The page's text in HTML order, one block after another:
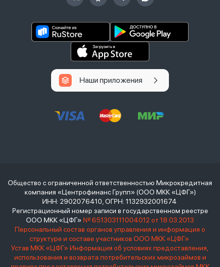
Наши приложения
Общество с ограниченной ответственностью Микрокредитная
компания «Центрофинанс Групп» (ООО МКК «ЦФГ»)
ИНН: 2902076410, ОГРН: 1132932001674
Регистрационный номер записи в государственном реестре
ООО МКК «ЦФГ» № 651303111004012 от 18.03.2013
Персональный состав органов управления и информация о
структуре и составе участников ООО МКК «ЦФГ»
Устав МКК «ЦФГ» Информация об условиях предоставления,
использования и возврата потребительских микрозаймов и